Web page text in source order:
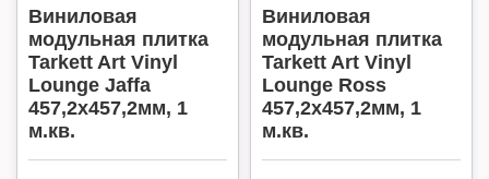
Виниловая
модульная плитка
Tarkett Art Vinyl
Lounge Jaffa
457,2х457,2мм, 1
м.кв.
Виниловая
модульная плитка
Tarkett Art Vinyl
Lounge Ross
457,2х457,2мм, 1
м.кв.